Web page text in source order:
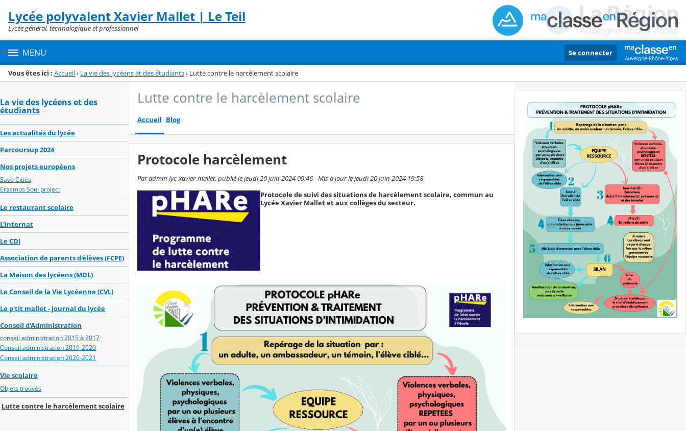
Menu de la rubrique
Contenu
Lycée polyvalent Xavier Mallet | Le Teil
Lycée général, technologique et professionnel
MENU Se connecter
Vous êtes ici : Accueil› La vie des lycéens et des étudiants› Lutte contre le harcèlement scolaire
La vie des lycéens et des
étudiants
Les actualités du lycée
Parcoursup 2024
Nos projets européens
Save Cities
Erasmus Soul project
Le restaurant scolaire
L'internat
Le CDI
Association de parents d'élèves (FCPE)
La Maison des lycéens (MDL)
Le Conseil de la Vie Lycéenne (CVL)
Le p'tit mallet - journal du lycée
Conseil d'Administration
conseil administration 2015 à 2017
Conseil administration 2019-2020
Conseil administration 2020-2021
Vie scolaire
Objets trouvés
Lutte contre le harcèlement scolaire
Lutte contre le harcèlement scolaire
Accueil Blog
Protocole harcèlement
Par admin lyc-xavier-mallet, publié le jeudi 20 juin 2024 09:46 - Mis à jour le jeudi 20 juin 2024 19:58
Protocole de suivi des situations de harcèlement scolaire, commun au
Lycée Xavier Mallet et aux collèges du secteur.